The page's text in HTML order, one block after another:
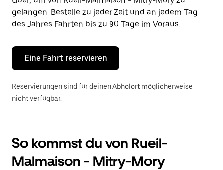
auszuwählen.
Drücke
die
Escape-
um
den
Kalender
schließen.
gelangen. Bestelle zu jeder Zeit und an jedem Tag
des Jahres Fahrten bis zu 90 Tage im Voraus.
Eine Fahrt reservieren
Reservierungen sind für deinen Abholort möglicherweise
nicht verfügbar.
So kommst du von Rueil-
Malmaison - Mitry-Mory